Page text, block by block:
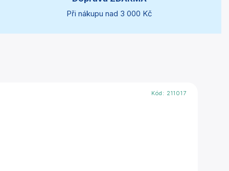
Při nákupu nad 3 000 Kč
Kód: 211017